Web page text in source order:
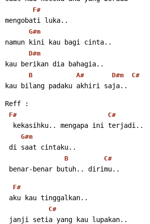
F#
mengobati luka..
G#m
namun kini kau bagi cinta..
D#m
kau berikan dia bahagia..
B A# D#m C#
kau bilang padaku akhiri saja..
Reff :
F# C#
  kekasihku.. mengapa ini terjadi..
G#m
di saat cintaku..
B C#
benar-benar butuh.. dirimu..
F#
aku kau tinggalkan..
C#
janji setia yang kau lupakan..